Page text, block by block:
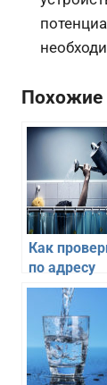
Похожие
Как
по адресу
график
отключения
горячей
Москве в
году?